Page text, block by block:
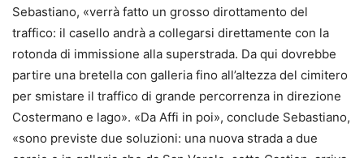
Sebastiano, «verrà fatto un grosso dirottamento del
traffico: il casello andrà a collegarsi direttamente con la
rotonda di immissione alla superstrada. Da qui dovrebbe
partire una bretella con galleria fino all’altezza del cimitero
per smistare il traffico di grande percorrenza in direzione
Costermano e lago». «Da Affi in poi», conclude Sebastiano,
«sono previste due soluzioni: una nuova strada a due